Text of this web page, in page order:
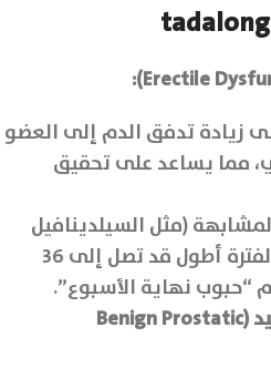
اقراص تادالونج 20 على زيادة تدفق الدم إلى العضو
مما يساعد على تحقيق
(مثل السيلدينافيل
والفاردينافيل) بأنها تدوم لفترة أطول قد تصل إلى 36
“حبوب نهاية الأسبوع”.
علاج تضخم البروستاتا الحميد (Benign Prostatic